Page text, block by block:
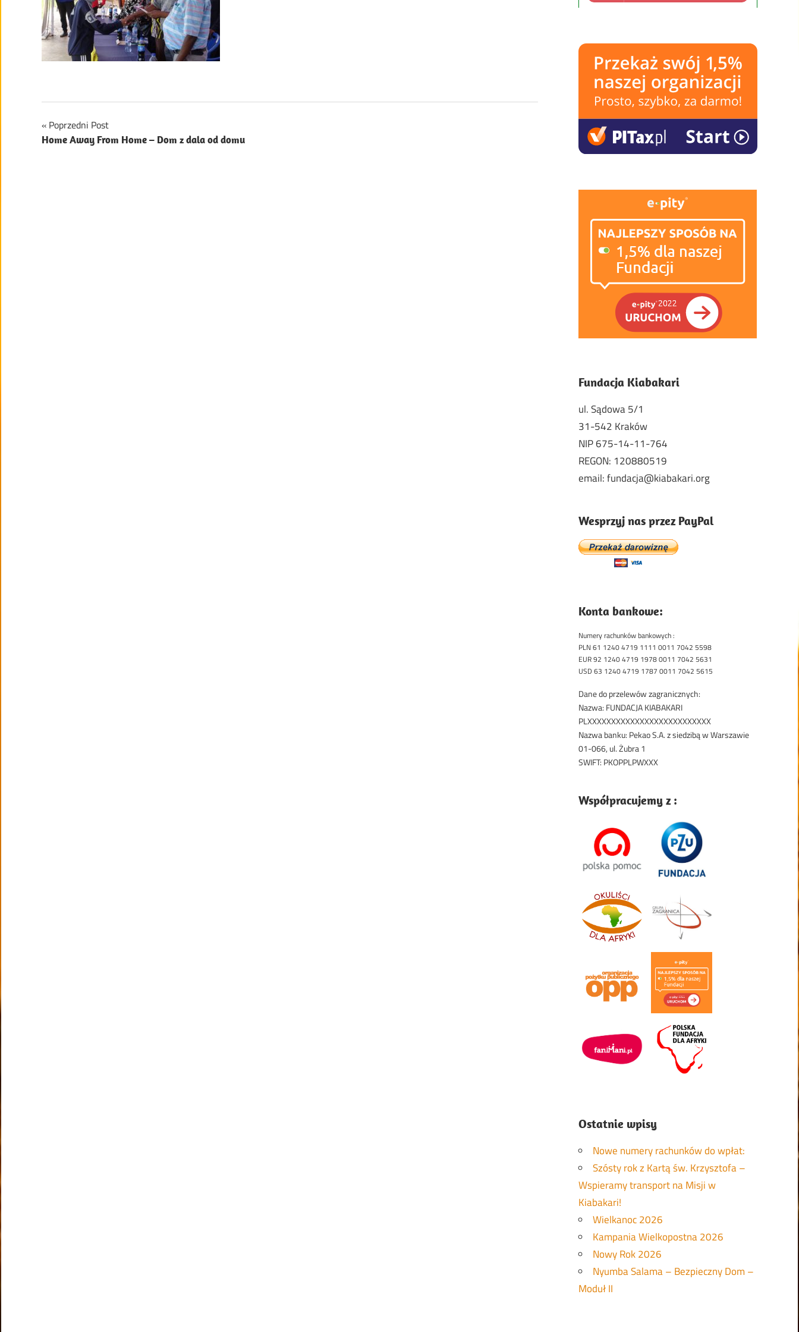
Nawigacja
wpisu
Poprzedni Post
Home Away From Home – Dom z dala od domu
Fundacja Kiabakari
ul. Sądowa 5/1
31-542 Kraków
NIP 675-14-11-764
REGON: 120880519
email: fundacja@kiabakari.org
Wesprzyj nas przez PayPal
Konta bankowe:
Numery rachunków bankowych :
PLN 61 1240 4719 1111 0011 7042 5598
EUR 92 1240 4719 1978 0011 7042 5631
USD 63 1240 4719 1787 0011 7042 5615
Dane do przelewów zagranicznych:
Nazwa: FUNDACJA KIABAKARI
PLXXXXXXXXXXXXXXXXXXXXXXXXXX
Nazwa banku: Pekao S.A. z siedzibą w Warszawie
01-066, ul. Żubra 1
SWIFT: PKOPPLPWXXX
Współpracujemy z :
Ostatnie wpisy
Nowe numery rachunków do wpłat:
Szósty rok z Kartą św. Krzysztofa –
Wspieramy transport na Misji w
Kiabakari!
Wielkanoc 2026
Kampania Wielkopostna 2026
Nowy Rok 2026
Nyumba Salama – Bezpieczny Dom –
Moduł II